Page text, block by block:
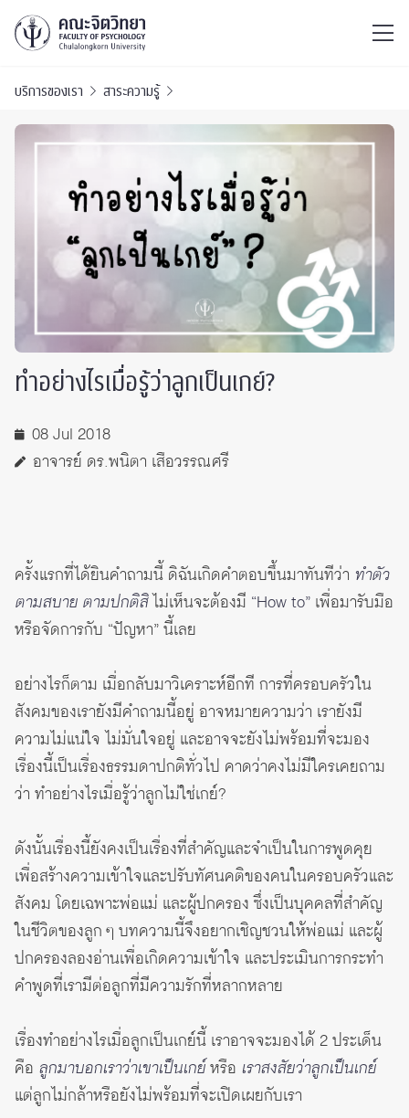
บริการของเรา สาระความรู้
ทำอย่างไรเมื่อรู้ว่าลูกเป็นเกย์?
08 Jul 2018
อาจารย์ ดร.พนิตา เสือวรรณศรี
ครั้งแรกที่ได้ยินคำถามนี้ ดิฉันเกิดคำตอบขึ้นมาทันทีว่า ทำตัว
ตามสบาย ตามปกติสิไม่เห็นจะต้องมี “How to” เพื่อมารับมือ
หรือจัดการกับ “ปัญหา” นี้เลย
อย่างไรก็ตาม เมื่อกลับมาวิเคราะห์อีกที การที่ครอบครัวใน
สังคมของเรายังมีคำถามนี้อยู่ อาจหมายความว่า เรายังมี
ความไม่แน่ใจ ไม่มั่นใจอยู่ และอาจจะยังไม่พร้อมที่จะมอง
เรื่องนี้เป็นเรื่องธรรมดาปกติทั่วไป คาดว่าคงไม่มีใครเคยถาม
ว่า ทำอย่างไรเมื่อรู้ว่าลูกไม่ใช่เกย์?
ดังนั้นเรื่องนี้ยังคงเป็นเรื่องที่สำคัญและจำเป็นในการพูดคุย
เพื่อสร้างความเข้าใจและปรับทัศนคติของคนในครอบครัวและ
สังคม โดยเฉพาะพ่อแม่ และผู้ปกครอง ซึ่งเป็นบุคคลที่สำคัญ
ในชีวิตของลูก ๆ บทความนี้จึงอยากเชิญชวนให้พ่อแม่ และผู้
ปกครองลองอ่านเพื่อเกิดความเข้าใจ และประเมินการกระทำ
คำพูดที่เรามีต่อลูกที่มีความรักที่หลากหลาย
เรื่องทำอย่างไรเมื่อลูกเป็นเกย์นี้ เราอาจจะมองได้ 2 ประเด็น
คือ ลูกมาบอกเราว่าเขาเป็นเกย์หรือ เราสงสัยว่าลูกเป็นเกย์
แต่ลูกไม่กล้าหรือยังไม่พร้อมที่จะเปิดเผยกับเรา